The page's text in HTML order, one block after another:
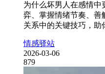
为什么坏男人在感情中
弈、掌握情绪节奏、善
关系中的关键技巧，助
情感驿站
2026-03-06
879